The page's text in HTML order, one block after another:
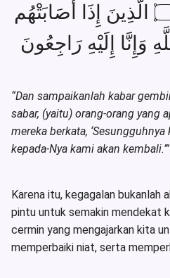
وَبَشِّرِ الصَّابِرِينَ ۝ الَّذِينَ إِذَا أَصَابَتْهُم
وَإِنَّا إِلَيْهِ رَاجِعُونَ
“Dan sampaikanlah kabar
sabar, (yaitu) orang-orang yang
mereka berkata,
kepada-Nya kami akan kembali.’”
Karena itu, kegagalan bukanlah
pintu untuk semakin mendekat
cermin yang mengajarkan kita
memperbaiki niat, serta